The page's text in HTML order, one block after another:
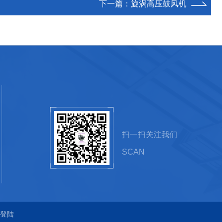
下一篇： 旋涡高压鼓风机
扫一扫关注我们
SCAN
陆